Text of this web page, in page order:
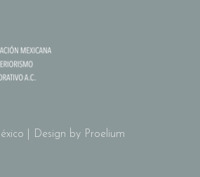
| Design by Proelium